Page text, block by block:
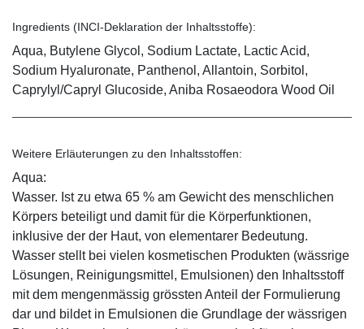
Ingredients (INCI-Deklaration der Inhaltsstoffe):
Aqua, Butylene Glycol, Sodium Lactate, Lactic Acid,
Sodium Hyaluronate, Panthenol, Allantoin, Sorbitol,
Caprylyl/Capryl Glucoside, Aniba Rosaeodora Wood Oil
Weitere Erläuterungen zu den Inhaltsstoffen:
Aqua:
Wasser. Ist zu etwa 65 % am Gewicht des menschlichen
Körpers beteiligt und damit für die Körperfunktionen,
inklusive der der Haut, von elementarer Bedeutung.
Wasser stellt bei vielen kosmetischen Produkten (wässrige
Lösungen, Reinigungsmittel, Emulsionen) den Inhaltsstoff
mit dem mengenmässig grössten Anteil der Formulierung
dar und bildet in Emulsionen die Grundlage der wässrigen